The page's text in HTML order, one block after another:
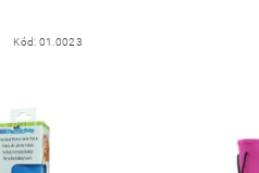
Kód: 01.0023